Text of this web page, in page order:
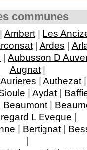
communes
| Ambert | Les
| Ardes |
| Aubusson D
Augnat|
Aurieres | Authezat
| Aydat|
Beaumont|
L Eveque |
| Bertignat|
|